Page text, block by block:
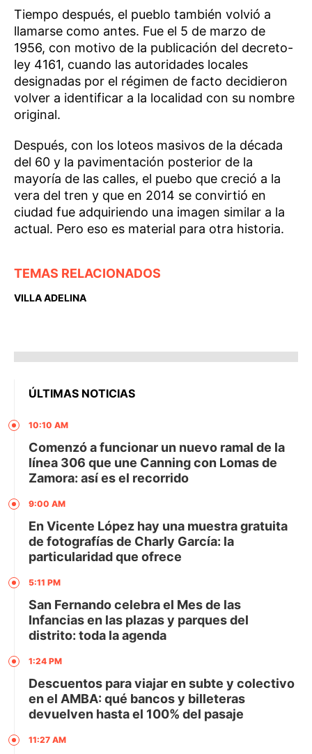
Tiempo después, el pueblo también volvió a
llamarse como antes. Fue el 5 de marzo de
1956, con motivo de la publicación del decreto-
ley 4161, cuando las autoridades locales
designadas por el régimen de facto decidieron
volver a identificar a la localidad con su nombre
original.
Después, con los loteos masivos de la década
del 60 y la pavimentación posterior de la
mayoría de las calles, el puebo que creció a la
vera del tren y que en 2014 se convirtió en
ciudad fue adquiriendo una imagen similar a la
actual. Pero eso es material para otra historia.
TEMAS RELACIONADOS
VILLA ADELINA
ÚLTIMAS NOTICIAS
10:10 AM
Comenzó a funcionar un nuevo ramal de la
línea 306 que une Canning con Lomas de
Zamora: así es el recorrido
9:00 AM
En Vicente López hay una muestra gratuita
de fotografías de Charly García: la
particularidad que ofrece
5:11 PM
San Fernando celebra el Mes de las
Infancias en las plazas y parques del
distrito: toda la agenda
1:24 PM
Descuentos para viajar en subte y colectivo
en el AMBA: qué bancos y billeteras
devuelven hasta el 100% del pasaje
11:27 AM